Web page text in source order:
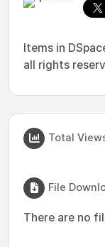
Items in
all rights
Total
File
There are no